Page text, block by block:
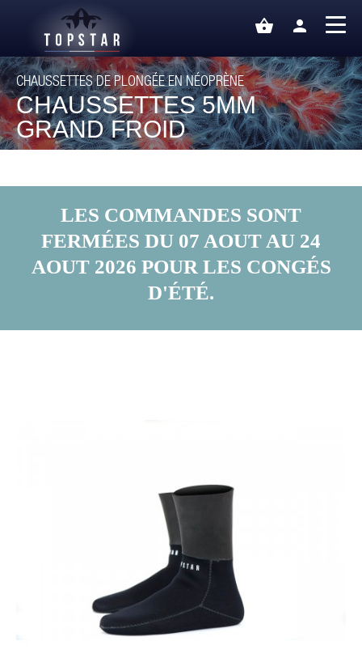
shopping_basket person
CHAUSSETTES DE PLONGÉE EN NÉOPRÈNE
CHAUSSETTES 5MM
GRAND FROID
LES COMMANDES SONT
FERMÉES DU 07 AOUT AU 24
AOUT 2026 POUR LES CONGÉS
D'ÉTÉ.